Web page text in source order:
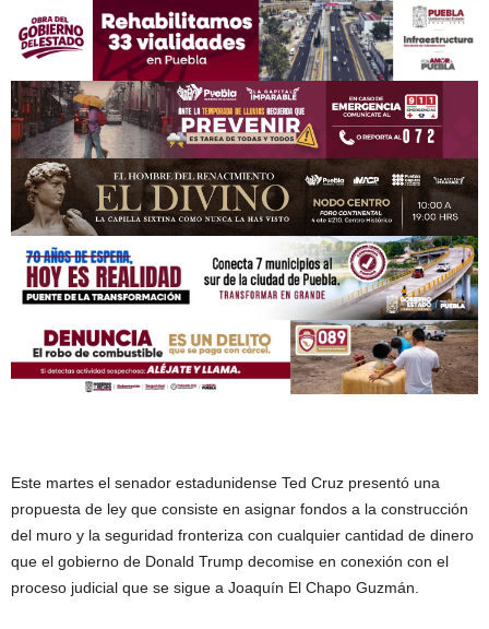
Este martes el senador estadunidense Ted Cruz presentó una
propuesta de ley que consiste en asignar fondos a la construcción
del muro y la seguridad fronteriza con cualquier cantidad de dinero
que el gobierno de Donald Trump decomise en conexión con el
proceso judicial que se sigue a Joaquín El Chapo Guzmán.